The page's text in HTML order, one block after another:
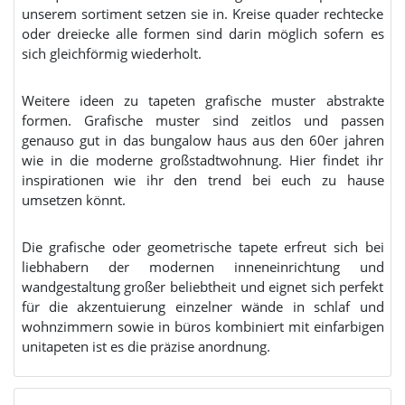
unserem sortiment setzen sie in. Kreise quader rechtecke
oder dreiecke alle formen sind darin möglich sofern es
sich gleichförmig wiederholt.
Weitere ideen zu tapeten grafische muster abstrakte
formen. Grafische muster sind zeitlos und passen
genauso gut in das bungalow haus aus den 60er jahren
wie in die moderne großstadtwohnung. Hier findet ihr
inspirationen wie ihr den trend bei euch zu hause
umsetzen könnt.
Die grafische oder geometrische tapete erfreut sich bei
liebhabern der modernen inneneinrichtung und
wandgestaltung großer beliebtheit und eignet sich perfekt
für die akzentuierung einzelner wände in schlaf und
wohnzimmern sowie in büros kombiniert mit einfarbigen
unitapeten ist es die präzise anordnung.